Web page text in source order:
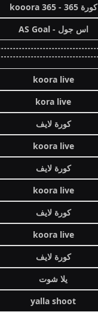
كورة 365 - kooora 365
اس جول - AS Goal
koora live
kora live
كورة لايف
koora live
كورة لايف
koora live
كورة لايف
koora live
كورة لايف
يلا شوت
yalla shoot